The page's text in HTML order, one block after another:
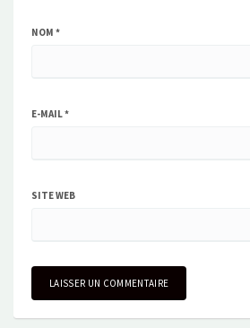
NOM *
E-MAIL*
SITE WEB